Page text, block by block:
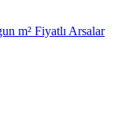
m² Fiyatlı Arsalar